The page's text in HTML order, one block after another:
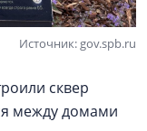
Источник: gov.spb.ru
сквер
между домами